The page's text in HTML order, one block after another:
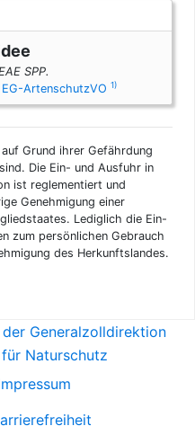
SPP.
ArtenschutzVO 1)
Grund ihrer Gefährdung
Die Ein- und Ausfuhr in
ist reglementiert und
Genehmigung einer
Lediglich die Ein-
zum persönlichen Gebrauch
des Herkunftslandes.